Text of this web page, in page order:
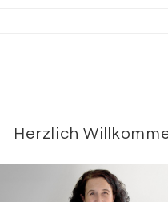
Herzlich